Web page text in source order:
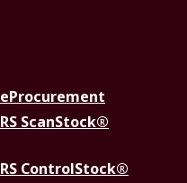
eProcurement
RS ScanStock®
RS ControlStock®